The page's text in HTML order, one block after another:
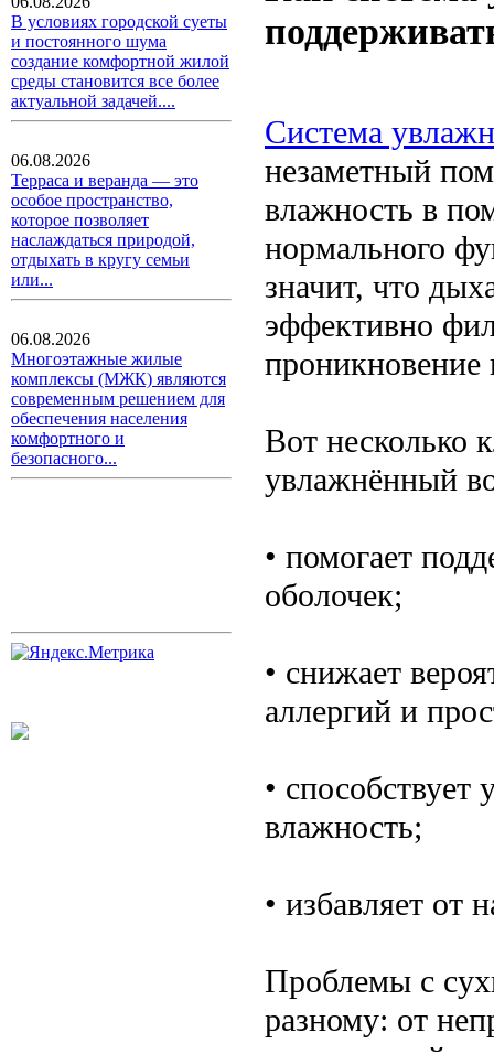
В условиях городской суеты
и постоянного шума
создание комфортной жилой
среды становится все более
актуальной задачей....
06.08.2026
Терраса и веранда — это
особое пространство,
которое позволяет
наслаждаться природой,
отдыхать в кругу семьи
или...
06.08.2026
Многоэтажные жилые
комплексы (МЖК) являются
современным решением для
обеспечения населения
комфортного и
безопасного...
Система
незаметный
влажность в
нормального
значит, что
эффективно
Вот несколько
увлажнённый
• помогает
оболочек;
• снижает
аллергий и
•
влажность;
• избавляет от
Проблемы с
разному: от